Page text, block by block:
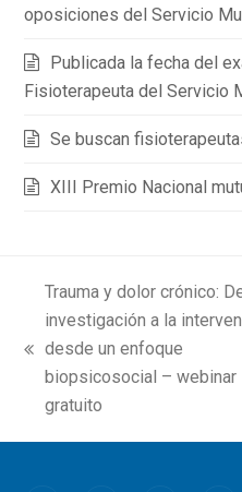
oposiciones del Servicio
Publicada la fecha del
Fisioterapeuta del Servicio
Se buscan
XIII Premio Nacional
previous
post:
Trauma y dolor crónico:
investigación a la
desde un enfoque
biopsicosocial – webinar
gratuito